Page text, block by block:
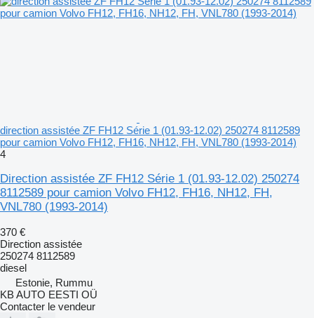
direction assistée ZF FH12 Série 1 (01.93-12.02) 250274 8112589
pour camion Volvo FH12, FH16, NH12, FH, VNL780 (1993-2014)
4
Direction assistée ZF FH12 Série 1 (01.93-12.02) 250274
8112589 pour camion Volvo FH12, FH16, NH12, FH,
VNL780 (1993-2014)
370 €
Direction assistée
250274 8112589
diesel
Estonie, Rummu
KB AUTO EESTI OÜ
Contacter le vendeur